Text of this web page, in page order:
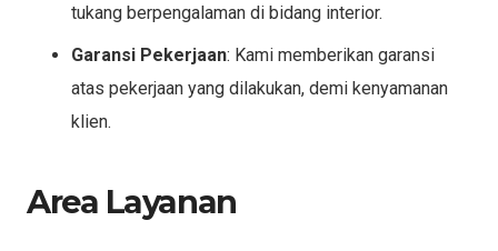
tukang berpengalaman di bidang interior.
Garansi Pekerjaan: Kami memberikan garansi
atas pekerjaan yang dilakukan, demi kenyamanan
klien.
Area Layanan